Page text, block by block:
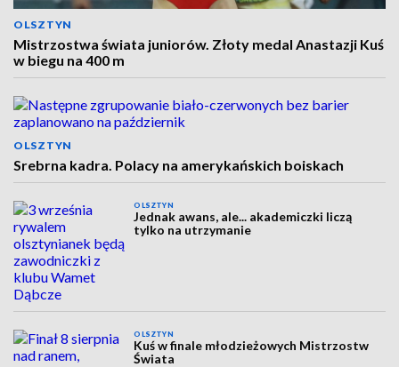
OLSZTYN
Mistrzostwa świata juniorów. Złoty medal Anastazji Kuś
w biegu na 400 m
OLSZTYN
Srebrna kadra. Polacy na amerykańskich boiskach
OLSZTYN
Jednak awans, ale... akademiczki liczą
tylko na utrzymanie
OLSZTYN
Kuś w finale młodzieżowych Mistrzostw
Świata